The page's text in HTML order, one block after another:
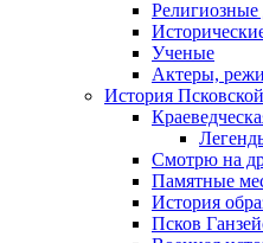
Религиозные
Ученые
Актеры,
История
Смотрю на
Памятные
История
Псков